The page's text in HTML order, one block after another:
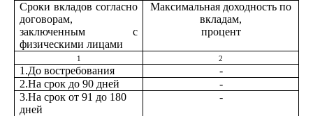
Сроки вкладов согласно
договорам,
заключенным с
физическими лицами
Максимальная доходность по
вкладам,
процент
1 2
1.До востребования
-
2.На срок до 90 дней
-
3.На срок от 91 до 180
дней
-